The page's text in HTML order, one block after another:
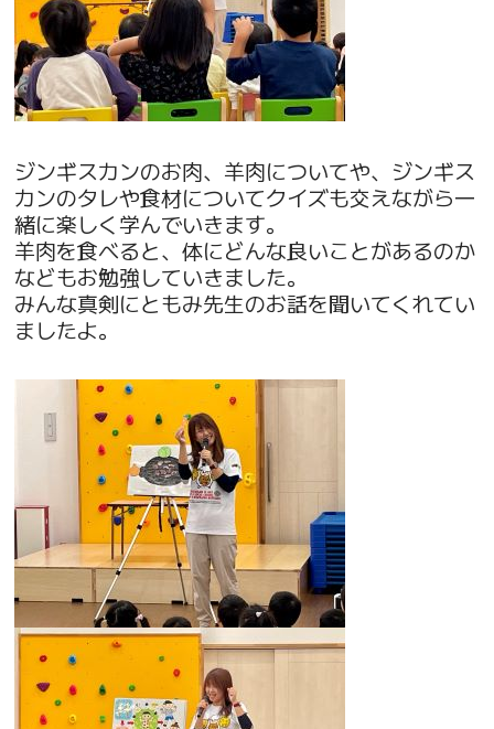
ジンギスカンのお肉、羊肉についてや、ジンギス
カンのタレや食材についてクイズも交えながら一
緒に楽しく学んでいきます。
羊肉を食べると、体にどんな良いことがあるのか
などもお勉強していきました。
みんな真剣にともみ先生のお話を聞いてくれてい
ましたよ。